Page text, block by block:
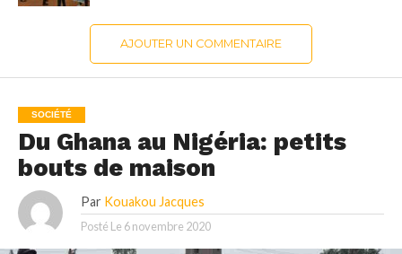
AJOUTER UN COMMENTAIRE
SOCIÉTÉ
Du Ghana au Nigéria: petits
bouts de maison
Par Kouakou Jacques
Posté Le 6 novembre 2020